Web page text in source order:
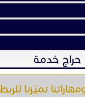
خدمة
تميّـزنا